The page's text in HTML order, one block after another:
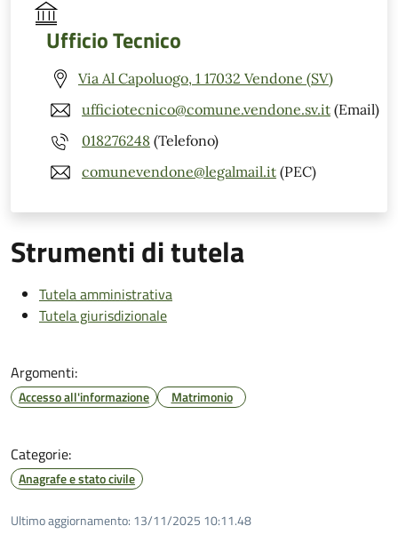
Ufficio Tecnico
Via Al Capoluogo, 1 17032 Vendone (SV)
ufficiotecnico@comune.vendone.sv.it (Email)
018276248 (Telefono)
comunevendone@legalmail.it (PEC)
Strumenti di tutela
Tutela amministrativa
Tutela giurisdizionale
Argomenti:
Accesso all'informazione Matrimonio
Categorie:
Anagrafe e stato civile
Ultimo aggiornamento: 13/11/2025 10:11.48